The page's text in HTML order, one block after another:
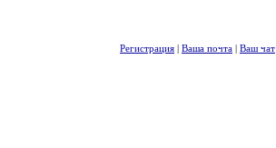
Регистрация | Ваша почта | Ваш чат